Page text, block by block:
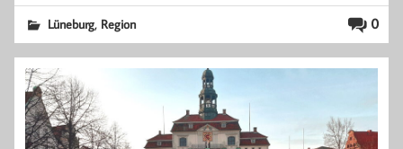
0
Lüneburg, Region